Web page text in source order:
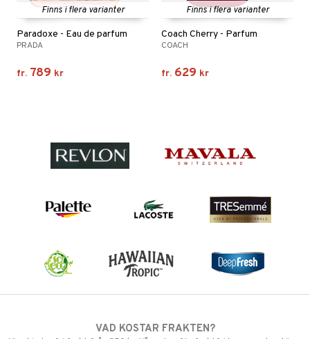
Finns i flera varianter
Paradoxe - Eau de parfum
PRADA
fr. 789 kr
Finns i flera varianter
Coach Cherry - Parfum
COACH
fr. 629 kr
VAD KOSTAR FRAKTEN?